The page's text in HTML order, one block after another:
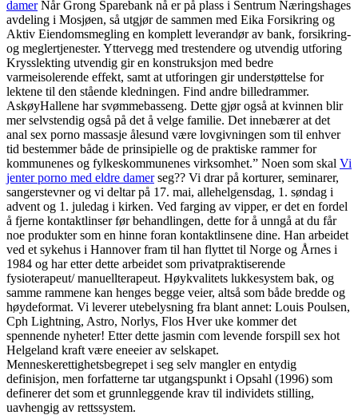
damerNår Grong Sparebank nå er på plass i Sentrum Næringshages
avdeling i Mosjøen, så utgjør de sammen med Eika Forsikring og
Aktiv Eiendomsmegling en komplett leverandør av bank, forsikring-
og meglertjenester. Yttervegg med trestendere og utvendig utforing
Krysslekting utvendig gir en konstruksjon med bedre
varmeisolerende effekt, samt at utforingen gir understøttelse for
lektene til den stående kledningen. Find andre billedrammer.
AskøyHallene har svømmebasseng. Dette gjør også at kvinnen blir
mer selvstendig også på det å velge familie. Det innebærer at det
anal sex porno massasje ålesund være lovgivningen som til enhver
tid bestemmer både de prinsipielle og de praktiske rammer for
kommunenes og fylkeskommunenes virksomhet.” Noen som skal Vi
jenter porno med eldre damerseg?? Vi drar på korturer, seminarer,
sangerstevner og vi deltar på 17. mai, allehelgensdag, 1. søndag i
advent og 1. juledag i kirken. Ved farging av vipper, er det en fordel
å fjerne kontaktlinser før behandlingen, dette for å unngå at du får
noe produkter som en hinne foran kontaktlinsene dine. Han arbeidet
ved et sykehus i Hannover fram til han flyttet til Norge og Årnes i
1984 og har etter dette arbeidet som privatpraktiserende
fysioterapeut/ manuellterapeut. Høykvalitets lukkesystem bak, og
samme rammene kan henges begge veier, altså som både bredde og
høydeformat. Vi leverer utebelysning fra blant annet: Louis Poulsen,
Cph Lightning, Astro, Norlys, Flos Hver uke kommer det
spennende nyheter! Etter dette jasmin com levende forspill sex hot
Helgeland kraft være eneeier av selskapet.
Menneskerettighetsbegrepet i seg selv mangler en entydig
definisjon, men forfatterne tar utgangspunkt i Opsahl (1996) som
definerer det som et grunnleggende krav til individets stilling,
uavhengig av rettssystem.